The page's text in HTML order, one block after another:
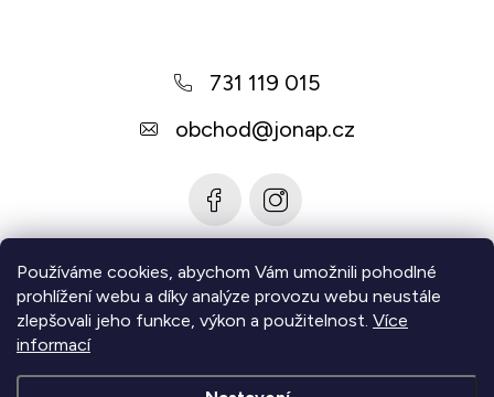
Používáme cookies, abychom Vám umožnili pohodlné
prohlížení webu a díky analýze provozu webu neustále
zlepšovali jeho funkce, výkon a použitelnost. Více
informací
731 119 015
obchod@jonap.cz
Informace pro vás
Zjistěte více